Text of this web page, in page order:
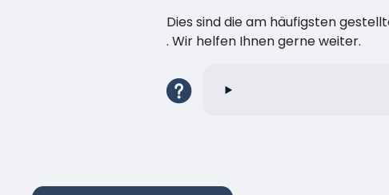
Dies sind die am häufigsten
. Wir helfen Ihnen gerne weiter.